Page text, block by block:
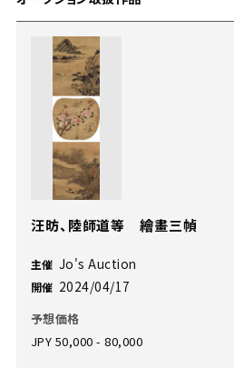
汪昉、陸師道等 繪畫三幀
主催 Jo's Auction
開催 2024/04/17
予想価格
JPY 50,000 - 80,000